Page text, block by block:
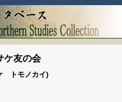
ケ友の会
トモノカイ)